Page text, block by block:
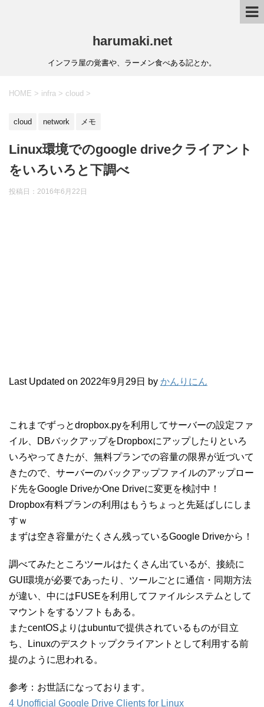
harumaki.net
インフラ屋の覚書や、ラーメン食べある記とか。
HOME > infra > cloud >
cloud network メモ
Linux環境でのgoogle driveクライアント
をいろいろと下調べ
投稿日：2016年6月22日
Last Updated on 2022年9月29日 by かんりにん
これまでずっとdropbox.pyを利用してサーバーの設定ファ
イル、DBバックアップをDropboxにアップしたりといろ
いろやってきたが、無料プランでの容量の限界が近づいて
きたので、サーバーのバックアップファイルのアップロー
ド先をGoogle DriveかOne Driveに変更を検討中！
Dropbox有料プランの利用はもうちょっと先延ばしにしま
すｗ
まずは空き容量がたくさん残っているGoogle Driveから！
調べてみたところツールはたくさん出ているが、接続に
GUI環境が必要であったり、ツールごとに通信・同期方法
が違い、中にはFUSEを利用してファイルシステムとして
マウントをするソフトもある。
またcentOSよりはubuntuで提供されているものが目立
ち、Linuxのデスクトップクライアントとして利用する前
提のように思われる。
参考：お世話になっております。
4 Unofficial Google Drive Clients for Linux